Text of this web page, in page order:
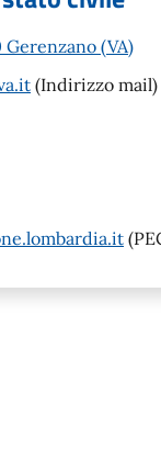
(VA)
(Indirizzo mail)